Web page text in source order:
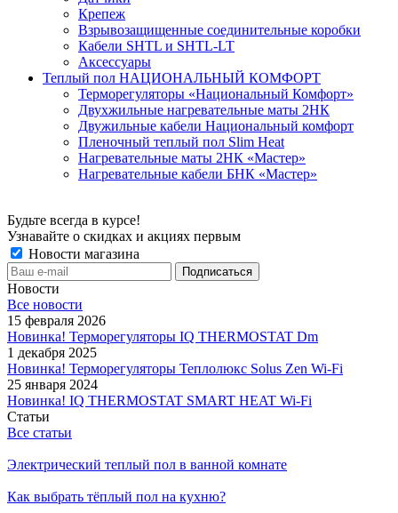
Крепеж
Взрывозащищенные соединительные коробки
Кабели SHTL и SHTL-LT
Аксессуары
Теплый пол НАЦИОНАЛЬНЫЙ КОМФОРТ
Терморегуляторы «Национальный Комфорт»
Двухжильные нагревательные маты 2НК
Двужильные кабели Национальный комфорт
Пленочный теплый пол Slim Heat
Нагревательные маты 2НК «Мастер»
Нагревательные кабели БНК «Мастер»
Будьте всегда в курсе!
Узнавайте о скидках и акциях первым
Новости магазина
Новости
Все новости
15 февраля 2026
Новинка! Терморегуляторы IQ THERMOSTAT Dm
1 декабря 2025
Новинка! Терморегуляторы Теплолюкс Solus Zen Wi-Fi
25 января 2024
Новинка! IQ THERMOSTAT SMART HEAT Wi-Fi
Статьи
Все статьи
Электрический теплый пол в ванной комнате
Как выбрать тёплый пол на кухню?